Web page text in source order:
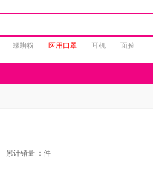
螺蛳粉 医用口罩 耳机 面膜
累计销量 ： 件